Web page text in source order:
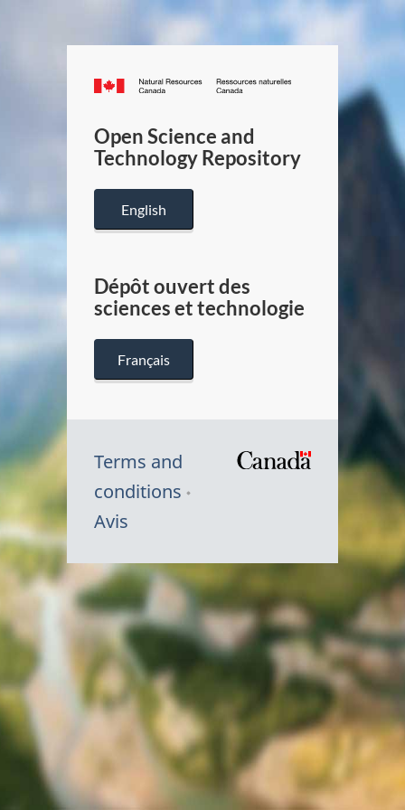
Canada.ca
/
Canada
Open Science and
Technology Repository
English
Dépôt ouvert des
sciences et technologie
Français
Terms and
conditions
Avis
Canada